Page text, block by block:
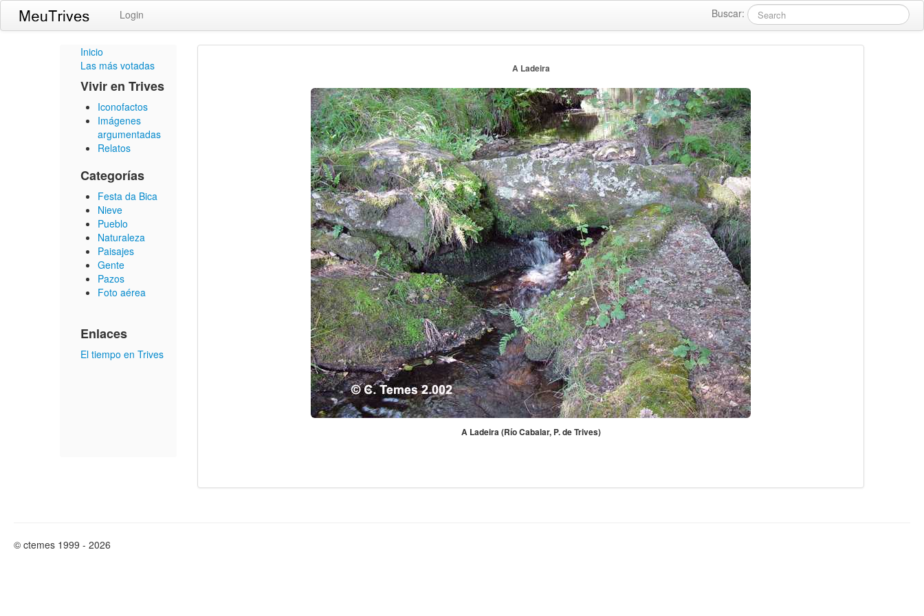
Buscar:
Login
Inicio
Las más votadas
Vivir en Trives
Iconofactos
Imágenes
argumentadas
Relatos
Categorías
Festa da Bica
Nieve
Pueblo
Naturaleza
Paisajes
Gente
Pazos
Foto aérea
Enlaces
El tiempo en Trives
A Ladeira
A Ladeira (Río Cabalar, P. de Trives)
© ctemes 1999 - 2026